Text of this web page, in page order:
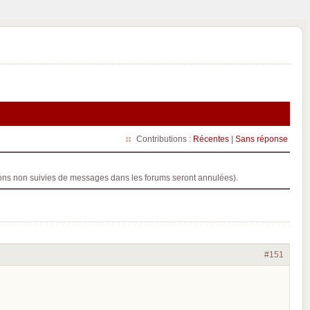
Contributions : Récentes | Sans réponse
non suivies de messages dans les forums seront annulées).
#151